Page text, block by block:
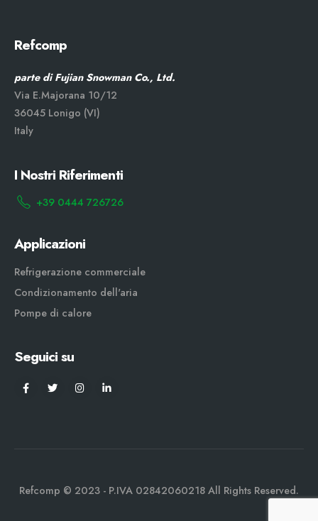
Refcomp
parte di Fujian Snowman Co., Ltd.
Via E.Majorana 10/12
36045 Lonigo (VI)
Italy
I Nostri Riferimenti
+39 0444 726726
Applicazioni
Refrigerazione commerciale
Condizionamento dell'aria
Pompe di calore
Seguici su
Refcomp © 2023 - P.IVA 02842060218 All Rights Reserved.